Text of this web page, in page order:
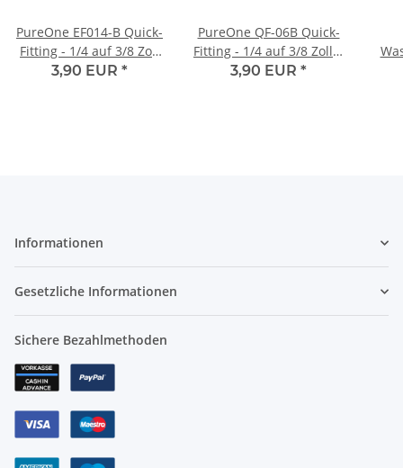
PureOne EF014-B Quick-
Fitting - 1/4 auf 3/8 Zoll
Schlauch | I-Form
3,90 EUR *
PureOne QF-06B Quick-
Fitting - 1/4 auf 3/8 Zoll |
I-Form
3,90 EUR *
Informationen
Gesetzliche Informationen
Sichere Bezahlmethoden